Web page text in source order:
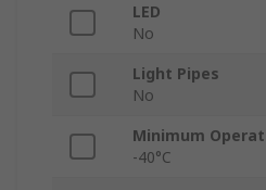
LED
No
Light Pipes
No
Minimum
-40°C